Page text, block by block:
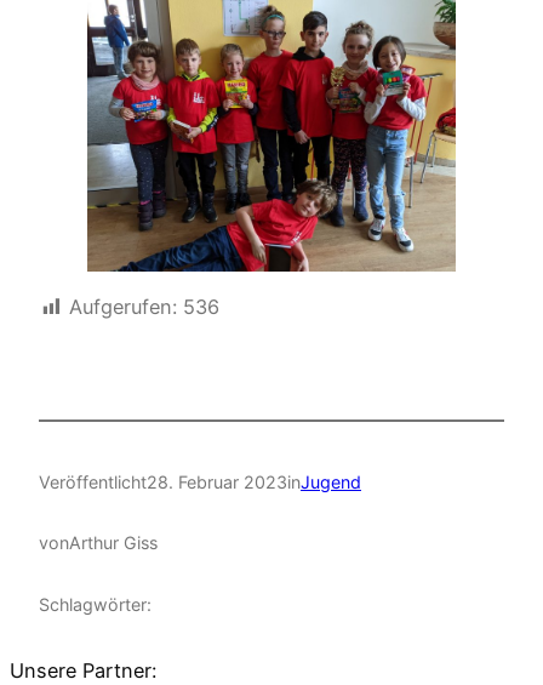
Aufgerufen: 536
Veröffentlicht28. Februar 2023inJugend
vonArthur Giss
Schlagwörter:
Unsere Partner: